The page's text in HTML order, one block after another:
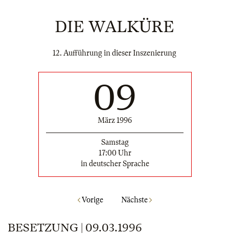
DIE WALKÜRE
12. Aufführung in dieser Inszenierung
09
März 1996
Samstag
17:00 Uhr
in deutscher Sprache
Vorige Nächste
BESETZUNG | 09.03.1996